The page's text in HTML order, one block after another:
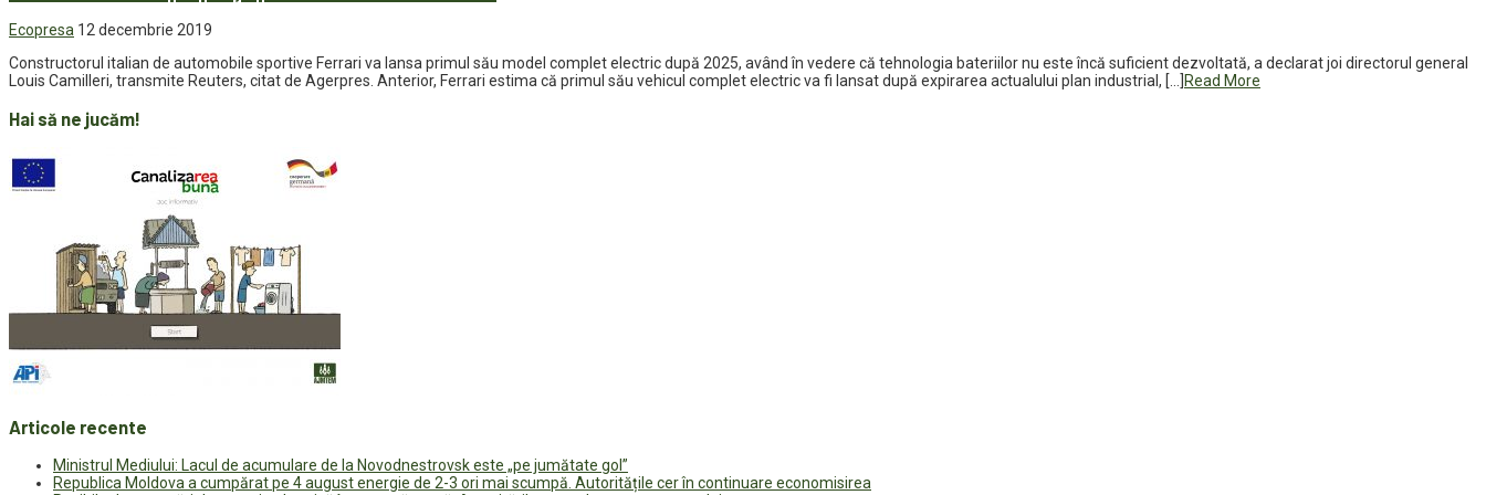
Ecopresa 12 decembrie 2019
Constructorul italian de automobile sportive Ferrari va lansa primul său model complet electric după 2025, având în vedere că tehnologia bateriilor nu este încă suficient dezvoltată, a declarat joi directorul general
Louis Camilleri, transmite Reuters, citat de Agerpres. Anterior, Ferrari estima că primul său vehicul complet electric va fi lansat după expirarea actualului plan industrial, […]
Read More
Hai să ne jucăm!
Articole recente
Ministrul Mediului: Lacul de acumulare de la Novodnestrovsk este „pe jumătate gol”
Republica Moldova a cumpărat pe 4 august energie de 2-3 ori mai scumpă. Autoritățile cer în continuare economisirea